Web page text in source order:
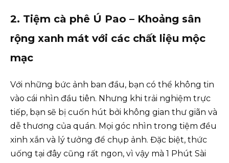
2. Tiệm cà phê Ú Pao – Khoảng sân
rộng xanh mát với các chất liệu mộc
mạc
Với những bức ảnh ban đầu, bạn có thể không tin
vào cái nhìn đầu tiên. Nhưng khi trải nghiệm trực
tiếp, bạn sẽ bị cuốn hút bởi không gian thư giãn và
dễ thương của quán. Mọi góc nhìn trong tiệm đều
xinh xắn và lý tưởng để chụp ảnh. Đặc biệt, thức
uống tại đây cũng rất ngon, vì vậy mà 1 Phút Sài